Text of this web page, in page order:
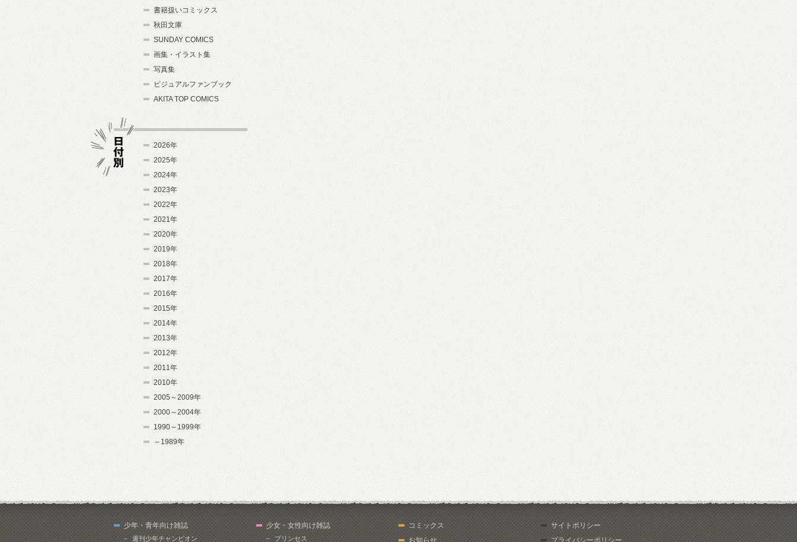
書籍扱いコミックス
秋田文庫
SUNDAY COMICS
画集・イラスト集
写真集
ビジュアルファンブック
AKITA TOP COMICS
2026年
2025年
2024年
2023年
2022年
2021年
2020年
2019年
2018年
2017年
2016年
2015年
2014年
2013年
2012年
2011年
2010年
2005～2009年
2000～2004年
1990～1999年
～1989年
少年・青年向け雑誌
週刊少年チャンピオン
少女・女性向け雑誌
プリンセス
コミックス
お知らせ
サイトポリシー
プライバシーポリシー